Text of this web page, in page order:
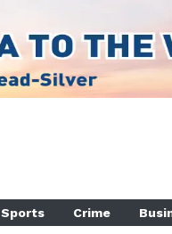
Sports Crime